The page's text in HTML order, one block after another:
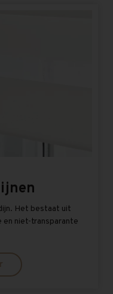
Het bestaat uit
niet-transparante